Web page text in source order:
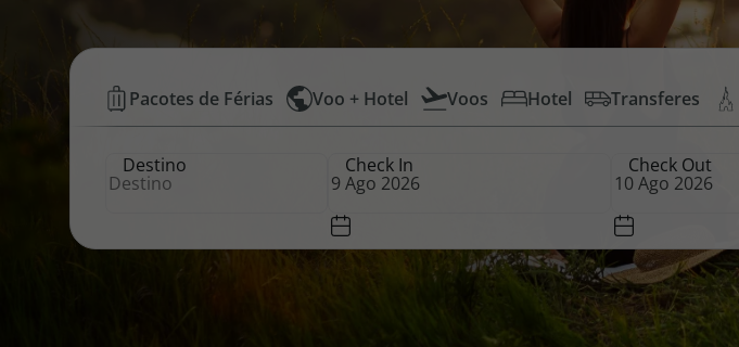
Pacotes de Férias
Disneyland ® Paris
Cheque Viagem
Blog TopViagens
Hotéis
Baratos
Top
Pacotes de Férias Voo + Hotel Voos Hotel Transferes
Destino Check In Check Out